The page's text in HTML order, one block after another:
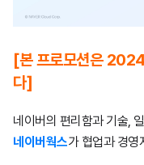
[본 프로모션은
다]
네이버의 편리함과 기술,
네이버웍스가 협업과 경영